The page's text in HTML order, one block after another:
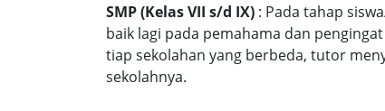
SMP (Kelas VII s/d IX) : Pada tahap
baik lagi pada pemahama dan
tiap sekolahan yang berbeda, tutor
sekolahnya.